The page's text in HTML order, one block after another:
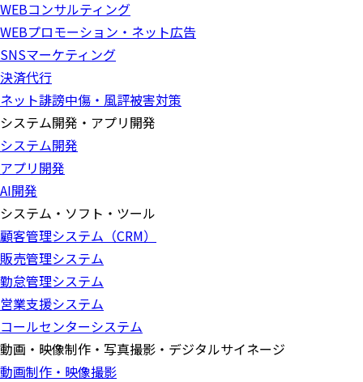
WEBコンサルティング
WEBプロモーション・ネット広告
SNSマーケティング
決済代行
ネット誹謗中傷・風評被害対策
システム開発・アプリ開発
システム開発
アプリ開発
AI開発
システム・ソフト・ツール
顧客管理システム（CRM）
販売管理システム
勤怠管理システム
営業支援システム
コールセンターシステム
動画・映像制作・写真撮影・デジタルサイネージ
動画制作・映像撮影